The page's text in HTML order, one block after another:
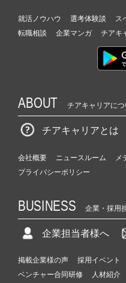
就活ノウハウ 選考体験談 ス
転職相談
企業マンガ チアキ
ABOUT チアキャリアにつ
チアキャリアとは
会社概要 ニュースルーム
メ
プライバシーポリシー
BUSINESS 企業・採用
企業担当者様へ
掲載企業様の声 採用イベント
ベンチャー合同研修
人材紹介